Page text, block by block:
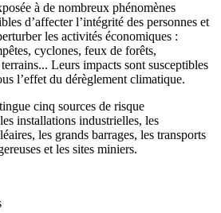
à de nombreux phénomènes
d’affecter l’intégrité des personnes et
les activités économiques :
cyclones, feux de forêts,
Leurs impacts sont susceptibles
l’effet du dérèglement climatique.
cinq sources de risque
installations industrielles, les
les grands barrages, les transports
et les sites miniers.